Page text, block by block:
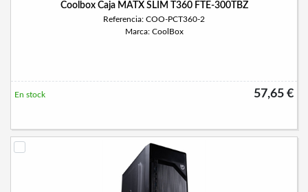
Coolbox Caja MATX SLIM T360 FTE-300TBZ
Referencia: COO-PCT360-2
Marca: CoolBox
57,65 €
En stock